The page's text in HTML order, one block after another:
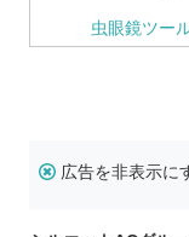
虫眼鏡ツー
広告を非表示に